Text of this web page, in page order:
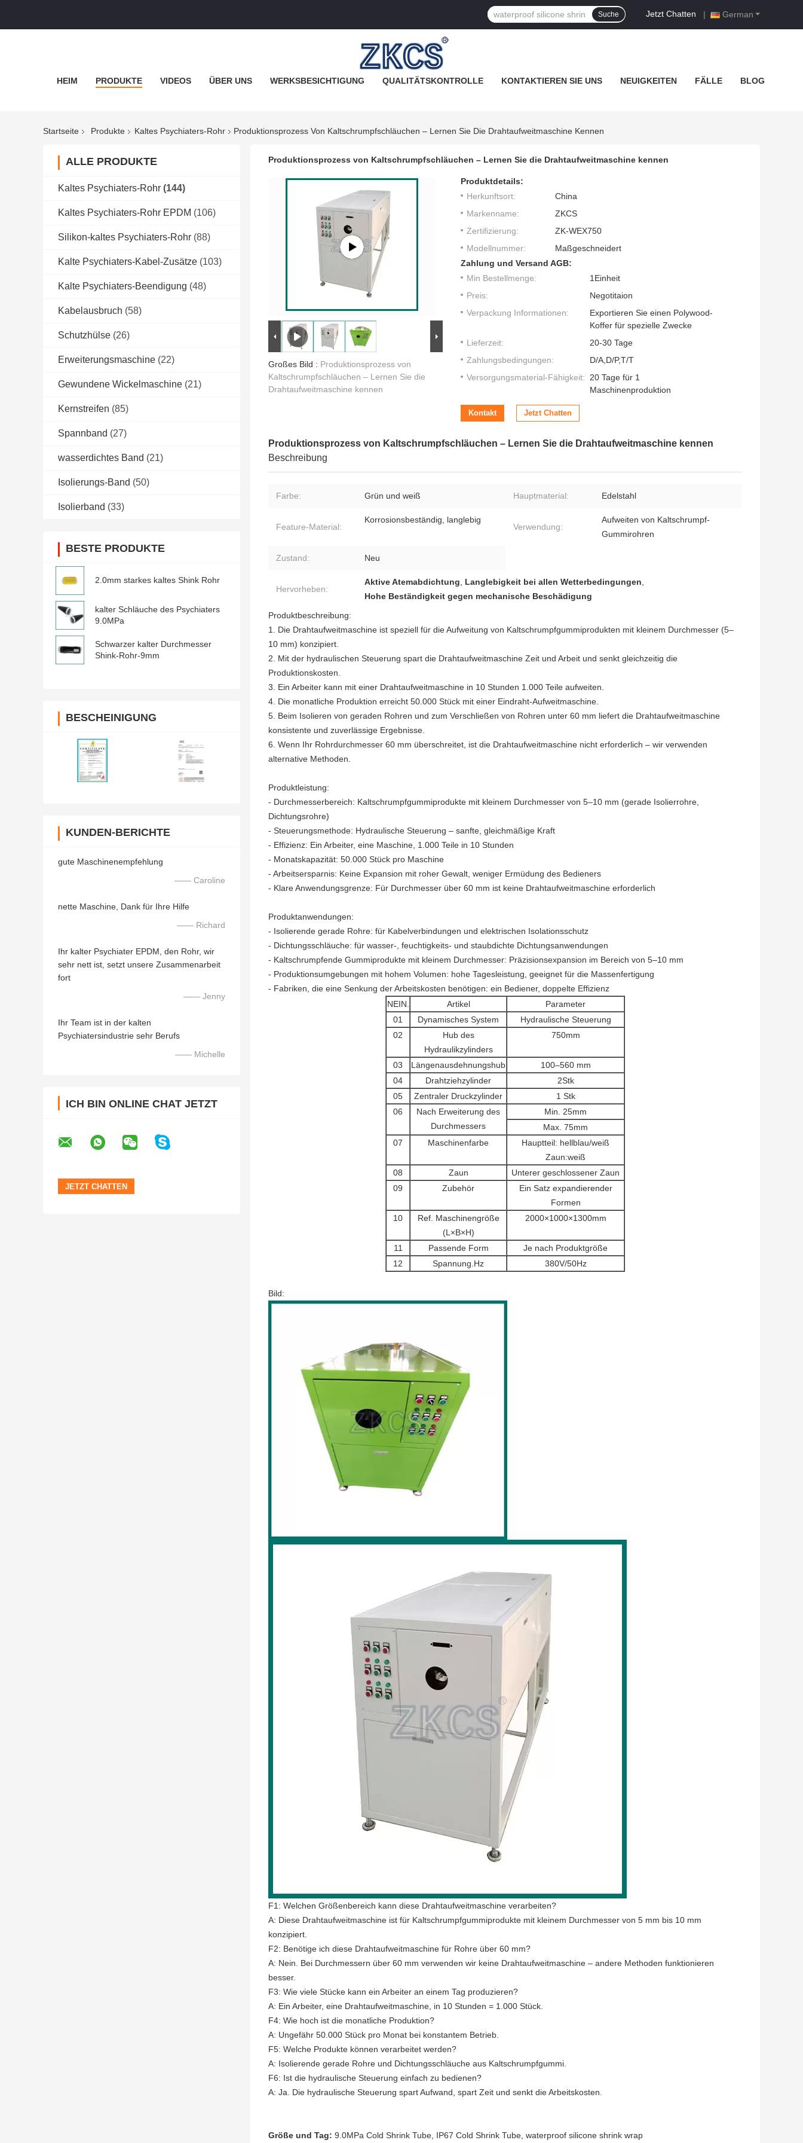
German
Jetzt Chatten |
Suche
HEIM PRODUKTE VIDEOS ÜBER UNS WERKSBESICHTIGUNG QUALITÄTSKONTROLLE KONTAKTIEREN SIE UNS NEUIGKEITEN FÄLLE BLOG
Startseite Produkte Kaltes Psychiaters-Rohr Produktionsprozess Von Kaltschrumpfschläuchen – Lernen Sie Die Drahtaufweitmaschine Kennen
ALLE PRODUKTE
Kaltes Psychiaters-Rohr (144)
Kaltes Psychiaters-Rohr EPDM (106)
Silikon-kaltes Psychiaters-Rohr (88)
Kalte Psychiaters-Kabel-Zusätze (103)
Kalte Psychiaters-Beendigung (48)
Kabelausbruch (58)
Schutzhülse (26)
Erweiterungsmaschine (22)
Gewundene Wickelmaschine (21)
Kernstreifen (85)
Spannband (27)
wasserdichtes Band (21)
Isolierungs-Band (50)
Isolierband (33)
BESTE PRODUKTE
2.0mm starkes kaltes Shink Rohr
kalter Schläuche des Psychiaters
9.0MPa
Schwarzer kalter Durchmesser
Shink-Rohr-9mm
BESCHEINIGUNG
KUNDEN-BERICHTE
gute Maschinenempfehlung
—— Caroline
nette Maschine, Dank für Ihre Hilfe
—— Richard
Ihr kalter Psychiater EPDM, den Rohr, wir
sehr nett ist, setzt unsere Zusammenarbeit
fort
—— Jenny
Ihr Team ist in der kalten
Psychiatersindustrie sehr Berufs
—— Michelle
ICH BIN ONLINE CHAT JETZT
Produktionsprozess von Kaltschrumpfschläuchen – Lernen Sie die Drahtaufweitmaschine kennen
Großes Bild : Produktionsprozess von
Kaltschrumpfschläuchen – Lernen Sie die
Drahtaufweitmaschine kennen
Produktdetails:
Herkunftsort:
China
Markenname:
ZKCS
Zertifizierung:
ZK-WEX750
Modellnummer:
Maßgeschneidert
Zahlung und Versand AGB:
Min Bestellmenge:
1Einheit
Preis:
Negotitaion
Verpackung Informationen:
Exportieren Sie einen Polywood-
Koffer für spezielle Zwecke
Lieferzeit:
20-30 Tage
Zahlungsbedingungen:
D/A,D/P,T/T
Versorgungsmaterial-Fähigkeit: 20 Tage für 1
Maschinenproduktion
Kontakt Jetzt Chatten
Produktionsprozess von Kaltschrumpfschläuchen – Lernen Sie die Drahtaufweitmaschine kennen
Beschreibung
Farbe: Grün und weiß Hauptmaterial: Edelstahl
Feature-Material:
Korrosionsbeständig, langlebig
Verwendung:
Aufweiten von Kaltschrumpf-
Gummirohren
Zustand: Neu
Hervorheben:
Aktive Atemabdichtung, Langlebigkeit bei allen Wetterbedingungen,
Hohe Beständigkeit gegen mechanische Beschädigung
Produktbeschreibung:
1. Die Drahtaufweitmaschine ist speziell für die Aufweitung von Kaltschrumpfgummiprodukten mit kleinem Durchmesser (5–
10 mm) konzipiert.
2. Mit der hydraulischen Steuerung spart die Drahtaufweitmaschine Zeit und Arbeit und senkt gleichzeitig die
Produktionskosten.
3. Ein Arbeiter kann mit einer Drahtaufweitmaschine in 10 Stunden 1.000 Teile aufweiten.
4. Die monatliche Produktion erreicht 50.000 Stück mit einer Eindraht-Aufweitmaschine.
5. Beim Isolieren von geraden Rohren und zum Verschließen von Rohren unter 60 mm liefert die Drahtaufweitmaschine
konsistente und zuverlässige Ergebnisse.
6. Wenn Ihr Rohrdurchmesser 60 mm überschreitet, ist die Drahtaufweitmaschine nicht erforderlich – wir verwenden
alternative Methoden.
Produktleistung:
- Durchmesserbereich: Kaltschrumpfgummiprodukte mit kleinem Durchmesser von 5–10 mm (gerade Isolierrohre,
Dichtungsrohre)
- Steuerungsmethode: Hydraulische Steuerung – sanfte, gleichmäßige Kraft
- Effizienz: Ein Arbeiter, eine Maschine, 1.000 Teile in 10 Stunden
- Monatskapazität: 50.000 Stück pro Maschine
- Arbeitsersparnis: Keine Expansion mit roher Gewalt, weniger Ermüdung des Bedieners
- Klare Anwendungsgrenze: Für Durchmesser über 60 mm ist keine Drahtaufweitmaschine erforderlich
Produktanwendungen:
- Isolierende gerade Rohre: für Kabelverbindungen und elektrischen Isolationsschutz
- Dichtungsschläuche: für wasser-, feuchtigkeits- und staubdichte Dichtungsanwendungen
- Kaltschrumpfende Gummiprodukte mit kleinem Durchmesser: Präzisionsexpansion im Bereich von 5–10 mm
- Produktionsumgebungen mit hohem Volumen: hohe Tagesleistung, geeignet für die Massenfertigung
- Fabriken, die eine Senkung der Arbeitskosten benötigen: ein Bediener, doppelte Effizienz
NEIN.
Artikel
Parameter
01
Dynamisches System
Hydraulische Steuerung
02
Hub des
Hydraulikzylinders
750mm
03 Längenausdehnungshub
100–560 mm
04
Drahtziehzylinder
2Stk
05
Zentraler Druckzylinder
1 Stk
06
Nach Erweiterung des
Durchmessers
Min. 25mm
Max. 75mm
07
Maschinenfarbe
Hauptteil: hellblau/weiß
Zaun:weiß
08
Zaun
Unterer geschlossener Zaun
09
Zubehör
Ein Satz expandierender
Formen
10
Ref. Maschinengröße
(L×B×H)
2000×1000×1300mm
11 Passende Form
Je nach Produktgröße
12
Spannung.Hz 380V/50Hz
Bild:
F1: Welchen Größenbereich kann diese Drahtaufweitmaschine verarbeiten?
A: Diese Drahtaufweitmaschine ist für Kaltschrumpfgummiprodukte mit kleinem Durchmesser von 5 mm bis 10 mm
konzipiert.
F2: Benötige ich diese Drahtaufweitmaschine für Rohre über 60 mm?
A: Nein. Bei Durchmessern über 60 mm verwenden wir keine Drahtaufweitmaschine – andere Methoden funktionieren
besser.
F3: Wie viele Stücke kann ein Arbeiter an einem Tag produzieren?
A: Ein Arbeiter, eine Drahtaufweitmaschine, in 10 Stunden = 1.000 Stück.
F4: Wie hoch ist die monatliche Produktion?
A: Ungefähr 50.000 Stück pro Monat bei konstantem Betrieb.
F5: Welche Produkte können verarbeitet werden?
A: Isolierende gerade Rohre und Dichtungsschläuche aus Kaltschrumpfgummi.
F6: Ist die hydraulische Steuerung einfach zu bedienen?
A: Ja. Die hydraulische Steuerung spart Aufwand, spart Zeit und senkt die Arbeitskosten.
Größe und Tag: 9.0MPa Cold Shrink Tube, IP67 Cold Shrink Tube, waterproof silicone shrink wrap